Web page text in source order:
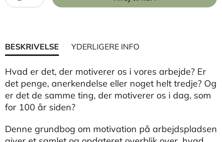
BESKRIVELSE YDERLIGERE INFO
Hvad er det, der motiverer os i vores arbejde? Er
det penge, anerkendelse eller noget helt tredje? Og
er det de samme ting, der motiverer os i dag, som
for 100 år siden?
Denne grundbog om motivation på arbejdspladsen